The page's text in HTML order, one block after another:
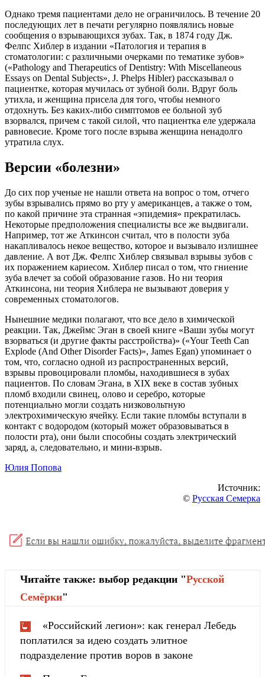
Однако тремя пациентами дело не ограничилось. В течение 20
последующих лет в печати регулярно появлялись новые
сообщения о взрывающихся зубах. Так, в 1874 году Дж.
Фелпс Хиблер в издании «Патология и терапия в
стоматологии: с различными очерками по тематике зубов»
(«Pathology and Therapeutics of Dentistry: With Miscellaneous
Essays on Dental Subjects», J. Phelps Hibler) рассказывал о
пациентке, которая мучилась от зубной боли. Вдруг боль
утихла, и женщина присела для того, чтобы немного
отдохнуть. Без каких-либо симптомов ее больной зуб
взорвался, причем с такой силой, что пациентка еле удержала
равновесие. Кроме того после взрыва женщина ненадолго
утратила слух.
Версии «болезни»
До сих пор ученые не нашли ответа на вопрос о том, отчего
зубы взрывались прямо во рту у американцев, а также о том,
по какой причине эта странная «эпидемия» прекратилась.
Некоторые предположения специалисты все же выдвигали.
Например, тот же Аткинсон считал, что в полости зуба
накапливалось некое вещество, которое и вызывало излишнее
давление. А вот Дж. Фелпс Хиблер связывал взрывы зубов с
их поражением кариесом. Хиблер писал о том, что гниение
зуба влечет за собой образование газов. Но ни теория
Аткинсона, ни теория Хиблера не вызывают доверия у
современных стоматологов.
Нынешние медики полагают, что все дело в химической
реакции. Так, Джеймс Эган в своей книге «Ваши зубы могут
взорваться (и другие факты расстройства)» («Your Teeth Can
Explode (And Other Disorder Facts)», James Egan) упоминает о
том, что, согласно одной из распространенных версий,
взрывы провоцировали пломбы, находившиеся в зубах
пациентов. По словам Эгана, в XIX веке в состав зубных
пломб входили свинец, олово и серебро, которые
потенциально могли создать низковольтную
электрохимическую ячейку. Если такие пломбы вступали в
контакт с водородом (который может образовываться в
полости рта), они были способны создать электрический
заряд, а, следовательно, и мини-взрыв.
Юлия Попова
Источник:
© Русская Семерка
Читайте также: выбор редакции "Русской
Cемёрки"
«Российский легион»: как генерал Лебедь
поплатился за идею создать элитное
подразделение против воров в законе